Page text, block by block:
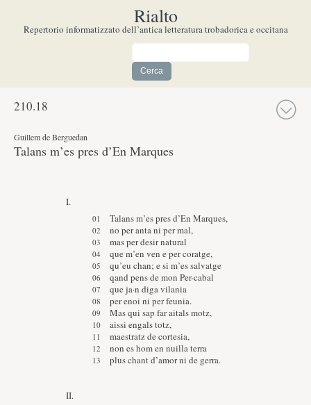
Rialto
Repertorio informatizzato dell’antica letteratura trobadorica e occitana
210.18
Guillem de Berguedan
Talans m’es pres d’En Marques
I.
Talans m’es pres d’En Marques,
no per anta ni per mal,
mas per desir natural
que m’en ven e per coratge,
qu’eu chan; e si m’es salvatge
qand pens de mon Per-cabal
que ja·n diga vilania
per enoi ni per feunia.
Mas qui sap far aitals motz,
aissi engals totz,
maestratz de cortesia,
non es hom en nuilla terra
plus chant d’amor ni de gerra.
II.